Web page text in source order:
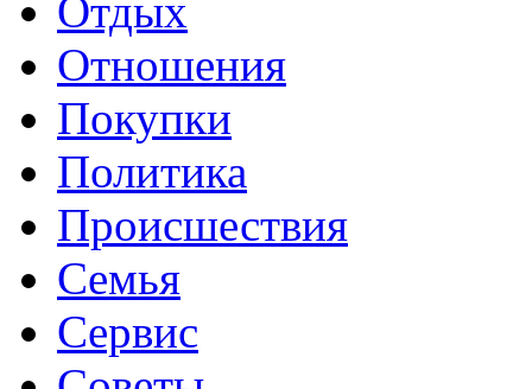
Отдых
Отношения
Покупки
Политика
Происшествия
Семья
Сервис